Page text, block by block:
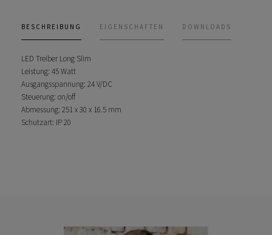
BESCHREIBUNG EIGENSCHAFTEN DOWNLOADS
LED Treiber Long Slim
Leistung: 45 Watt
Ausgangsspannung: 24 V/DC
Steuerung: on/off
Abmessung: 251 x 30 x 16.5 mm
Schutzart: IP 20